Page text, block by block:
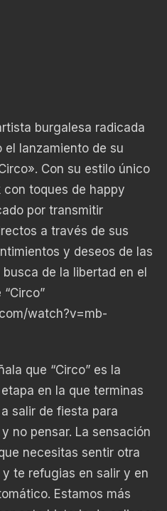
burgalesa radicada
el lanzamiento de su
Con su estilo único
toques de happy
por transmitir
a través de sus
y deseos de las
de la libertad en el
watch?v=mb-
que “Circo” es la
en la que terminas
salir de fiesta para
no pensar. La sensación
necesitas sentir otra
te refugias en salir y en
Estamos más